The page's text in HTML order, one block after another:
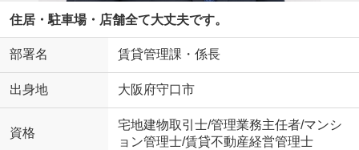
住居・駐車場・店舗全て大丈夫です。
部署名 賃貸管理課・係長
出身地 大阪府守口市
資格
宅地建物取引士/管理業務主任者/マンシ
ョン管理士/賃貸不動産経営管理士